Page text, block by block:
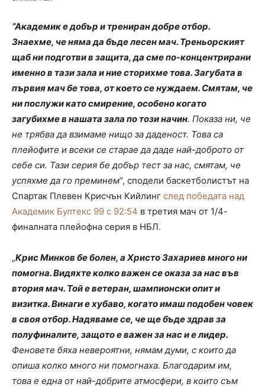
“Академик е добър и трениран добре отбор.
Знаехме, че няма да бъде лесен мач. Треньорският
щаб ни подготви в защита, да сме по-концентрирани
именно в тази зала и ние сторихме това. Загубата в
първия мач бе това, от което се нуждаем. Смятам, че
ни послужи като смирение, особено когато
загубихме в нашата зала по този начин. Показа ни, че
не трябва да взимаме нищо за даденост. Това са
плейофите и всеки се старае да даде най-доброто от
себе си. Тази серия бе добър тест за нас, смятам, че
успяхме да го преминем“, сподели баскетболистът на
Спартак Плевен Крисчън Кийлинг след победата над
Академик Бултекс 99 с 92:54 в третия мач от 1/4-
финалната плейофна серия в НБЛ.
„Крис Минков бе болен, а Христо Захариев много ни
помогна. Видяхте колко важен се оказа за нас във
втория мач. Той е ветеран, шампионски опит и
визитка. Винаги е хубаво, когато имаш подобен човек
в своя отбор. Надяваме се, че ще бъде здрав за
полуфиналите, защото е важен за нас и е лидер.
Феновете бяха невероятни, нямам думи, с които да
опиша колко много ни помогнаха. Благодарим им,
това е една от най-добрите атмосфери, в които съм